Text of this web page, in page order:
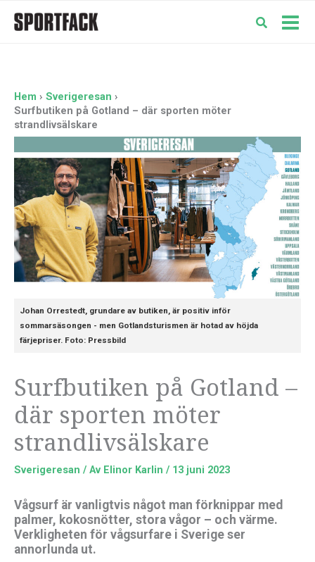
Hem
Sverigeresan
Surfbutiken på Gotland – där sporten möter
strandlivsälskare
Johan Orrestedt, grundare av butiken, är positiv inför
sommarsäsongen - men Gotlandsturismen är hotad av höjda
färjepriser. Foto: Pressbild
Surfbutiken på Gotland –
där sporten möter
strandlivsälskare
Sverigeresan / Av Elinor Karlin / 13 juni 2023
Vågsurf är vanligtvis något man förknippar med
palmer, kokos­nötter, stora vågor – och värme.
Verkligheten för vågsurfare i ­Sverige ser
annorlunda ut.